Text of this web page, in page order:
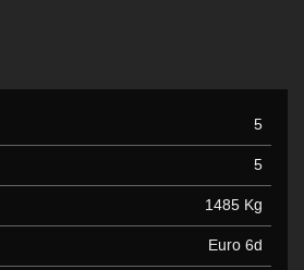
5
5
1485 Kg
Euro 6d